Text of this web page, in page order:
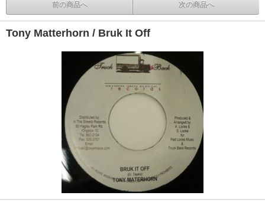
前の商品へ 次の商品へ
Tony Matterhorn / Bruk It Off